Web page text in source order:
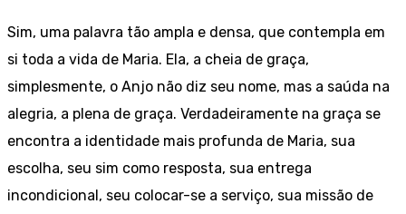
Sim, uma palavra tão ampla e densa, que contempla em
si toda a vida de Maria. Ela, a cheia de graça,
simplesmente, o Anjo não diz seu nome, mas a saúda na
alegria, a plena de graça. Verdadeiramente na graça se
encontra a identidade mais profunda de Maria, sua
escolha, seu sim como resposta, sua entrega
incondicional, seu colocar-se a serviço, sua missão de